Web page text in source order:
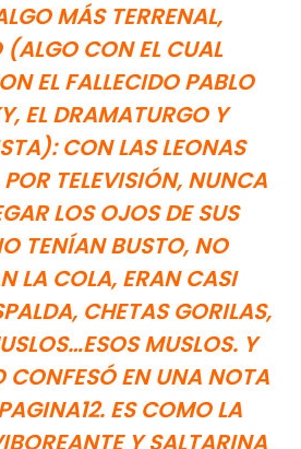
MÁS TERRENAL,
(ALGO CON EL CUAL
EL FALLECIDO PABLO
EL DRAMATURGO Y
CON LAS LEONAS
TELEVISIÓN, NUNCA
LOS OJOS DE SUS
TENÍAN BUSTO, NO
LA COLA, ERAN CASI
CHETAS GORILAS,
MUSLOS. Y
CONFESÓ EN UNA NOTA
ES COMO LA
Y SALTARINA